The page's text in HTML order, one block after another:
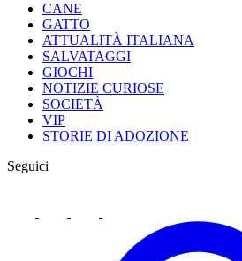
CANE
GATTO
ATTUALITÀ ITALIANA
SALVATAGGI
GIOCHI
NOTIZIE CURIOSE
SOCIETÀ
VIP
STORIE DI ADOZIONE
Seguici